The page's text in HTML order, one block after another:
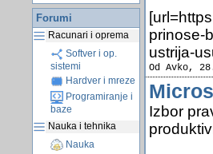
Forumi
Racunari i oprema
Softver i op.
sistemi
Hardver i mreze
Programiranje i
baze
Nauka i tehnika
Nauka
prinose-
ustrija-
Od Avko,
Izbor